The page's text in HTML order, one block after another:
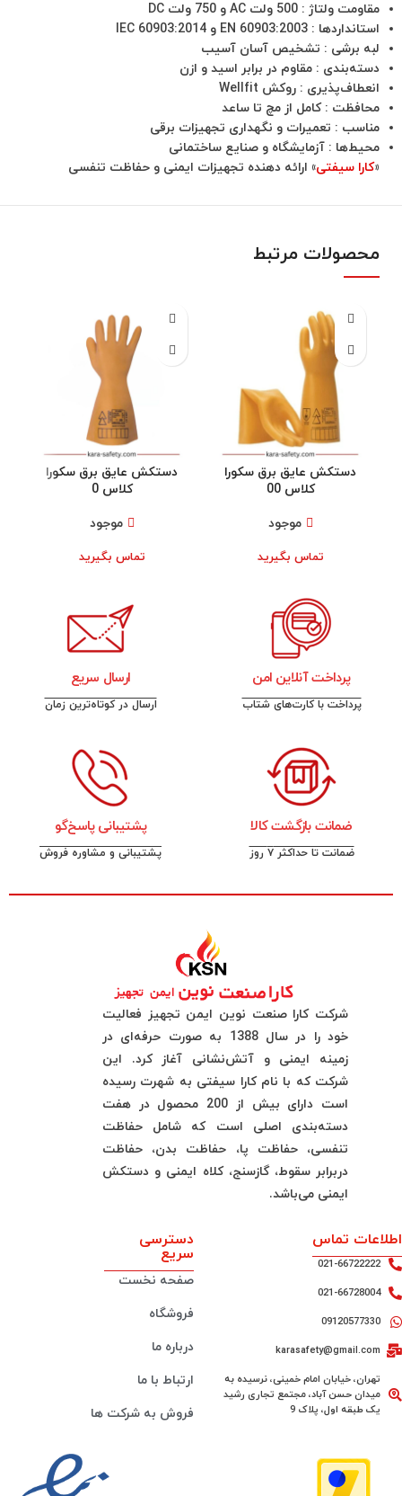
مقاومت ولتاژ : 500 ولت AC و 750 ولت DC
استانداردها : EN 60903:2003 و IEC 60903:2014
لبه برشی : تشخیص آسان آسیب
دسته‌بندی : مقاوم در برابر اسید و ازن
انعطاف‌پذیری : روکش Wellfit
محافظت : کامل از مچ تا ساعد
مناسب : تعمیرات و نگهداری تجهیزات برقی
محیط‌ها : آزمایشگاه و صنایع ساختمانی
«کارا سیفتی» ارائه دهنده تجهیزات ایمنی و حفاظت تنفسی
محصولات مرتبط
دستکش عایق برق سکورا
کلاس 00
موجود
تماس بگیرید
دستکش عایق برق سکورا
کلاس 0
موجود
تماس بگیرید
پرداخت آنلاین امن
پرداخت با کارت‌های شتاب
ارسال سریع
ارسال در کوتاه‌ترین زمان
ضمانت بازگشت کالا
ضمانت تا حداکثر ۷ روز
پشتیبانی پاسخ‌گو
پشتیبانی و مشاوره فروش
شرکت کارا صنعت نوین ایمن تجهیز فعالیت
خود را در سال 1388 به صورت حرفه‌ای در
زمینه ایمنی و آتش‌نشانی آغاز کرد. این
شرکت که با نام کارا سیفتی به شهرت رسیده
است دارای بیش از 200 محصول در هفت
دسته‌بندی اصلی است که شامل حفاظت
تنفسی، حفاظت پا، حفاظت بدن، حفاظت
دربرابر سقوط، گازسنج، کلاه ایمنی و دستکش
ایمنی می‌باشد.
اطلاعات تماس
021-66722222
021-66728004
09120577330
karasafety@gmail.com
تهران، خیابان امام خمینی، نرسیده به
میدان حسن آباد، مجتمع تجاری رشید
یک طبقه اول، پلاک 9
دسترسی
سریع
صفحه نخست
فروشگاه
درباره ما
ارتباط با ما
فروش به شرکت ها